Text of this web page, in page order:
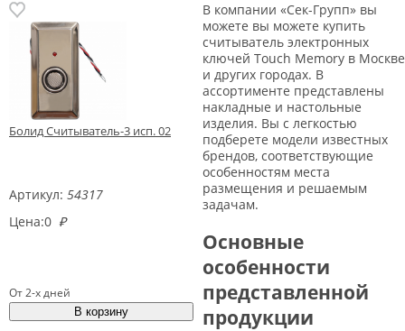
Болид Считыватель-3 исп. 02
Артикул: 54317
Цена:0 ₽
От 2-х дней
В компании «Сек-Групп» вы
можете вы можете купить
считыватель электронных
ключей Touch Memory в Москве
и других городах. В
ассортименте представлены
накладные и настольные
изделия. Вы с легкостью
подберете модели известных
брендов, соответствующие
особенностям места
размещения и решаемым
задачам.
Основные
особенности
представленной
продукции